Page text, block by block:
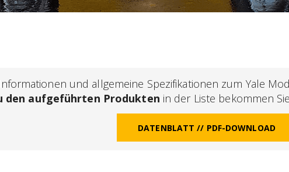
und allgemeine Spezifikationen zum Yale
den aufgeführten Produkten in der Liste bekommen Sie
DATENBLATT // PDF-DOWNLOAD